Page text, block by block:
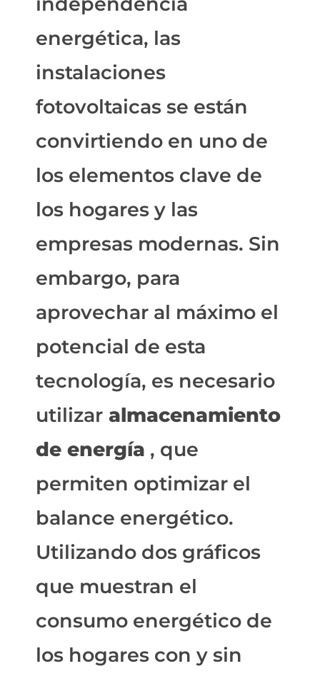
energética, las
instalaciones
fotovoltaicas se están
convirtiendo en uno de
los elementos clave de
los hogares y las
empresas modernas. Sin
embargo, para
aprovechar al máximo el
potencial de esta
tecnología, es necesario
utilizar almacenamiento
de energía , que
permiten optimizar el
balance energético.
Utilizando dos gráficos
que muestran el
consumo energético de
los hogares con y sin